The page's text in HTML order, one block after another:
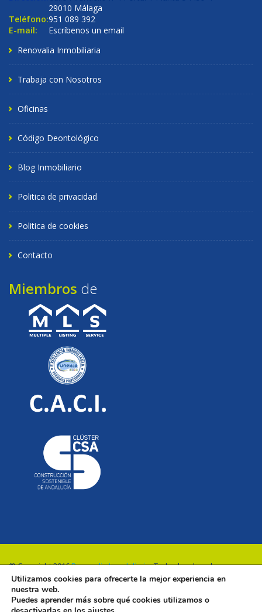
29010 Málaga
Teléfono:951 089 392
E-mail:
Escríbenos un email
Renovalia Inmobiliaria
Trabaja con Nosotros
Oficinas
Código Deontológico
Blog Inmobiliario
Politica de privacidad
Politica de cookies
Contacto
Miembros de
© Copyright 2016Renovalia Inmobiliaria. Todos los derechos
reservados.
Utilizamos cookies para ofrecerte la mejor experiencia en
nuestra web.
Puedes aprender más sobre qué cookies utilizamos o